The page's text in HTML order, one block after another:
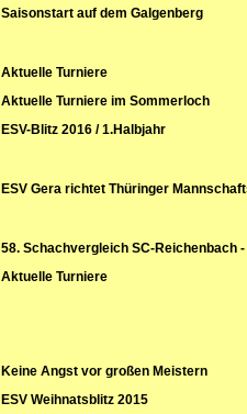
Saisonstart auf dem Galgenberg
Aktuelle Turniere
Aktuelle Turniere im Sommerloch
ESV-Blitz 2016 / 1.Halbjahr
ESV Gera richtet Thüringer
58. Schachvergleich SC-Reichenbach -
Aktuelle Turniere
Keine Angst vor großen Meistern
ESV Weihnatsblitz 2015